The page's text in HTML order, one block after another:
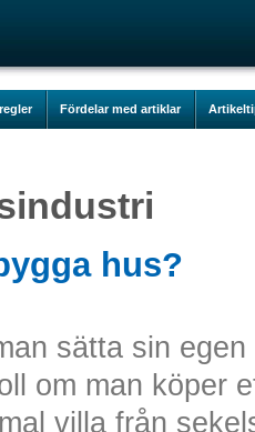
Fördelar med artiklar
hus?
sätta sin
om man köper
villa från